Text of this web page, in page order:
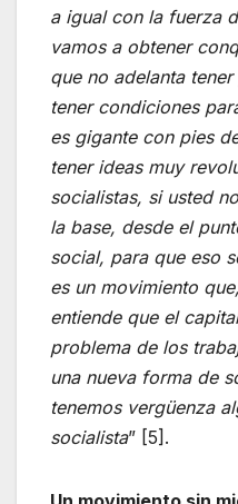
a igual con la fuerza
vamos a obtener
que no adelanta
tener condiciones
es gigante con pies
tener ideas muy
socialistas, si usted
la base, desde el
social, para que eso
es un movimiento
entiende que el
problema de los
una nueva forma de
tenemos vergüenza
socialista” [5].